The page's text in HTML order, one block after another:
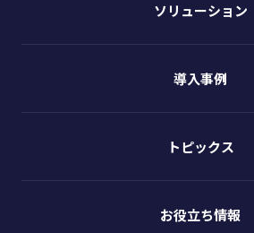
ソリューション
導入事例
トピックス
お役立ち情報